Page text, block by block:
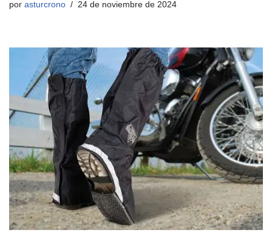
por asturcrono 24 de noviembre de 2024